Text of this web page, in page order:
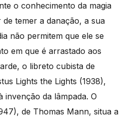
o conhecimento da magia
temer a danação, a sua
não permitem que ele se
em que é arrastado aos
o libreto cubista de
Lights the Lights (1938),
invenção da lâmpada. O
de Thomas Mann, situa a